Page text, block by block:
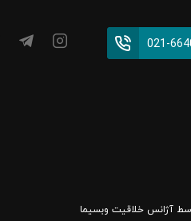
021-
آژانس خلاقیت وبسیما